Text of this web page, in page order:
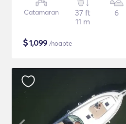
Catamaran
37 ft
11 m
6
$1,099 /noapte